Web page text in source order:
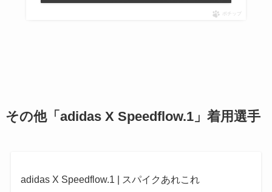
ポチップ
その他「 adidas X Speedflow.1」着用選手
adidas X Speedflow.1 | スパイクあれこれ